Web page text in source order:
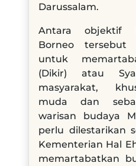
Darussalam.
Antara objektif
Borneo tersebut
untuk
(Dikir) atau
masyarakat,
muda dan
warisan budaya
perlu dilestarikan
Kementerian Hal
memartabatkan